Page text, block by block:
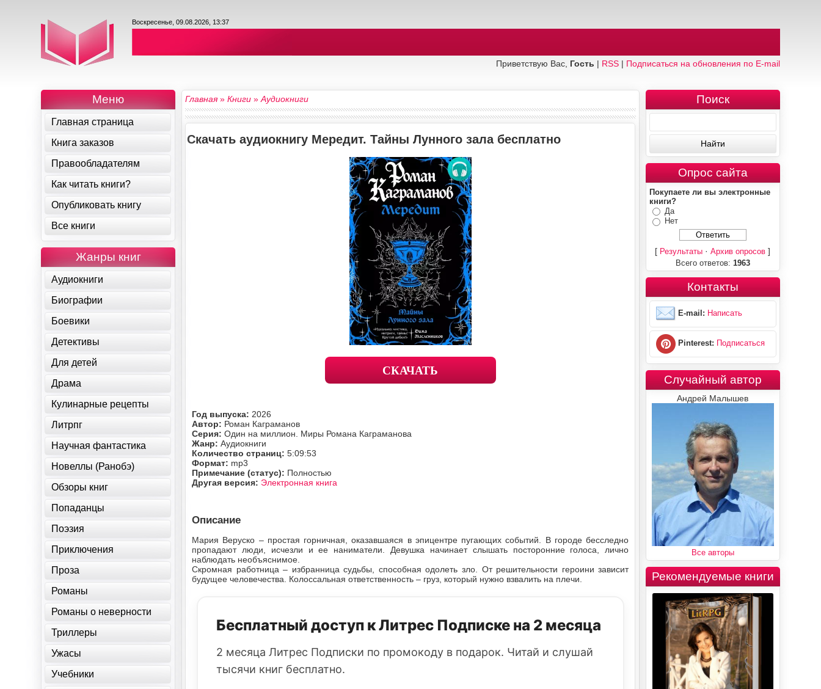
Воскресенье, 09.08.2026, 13:37
Приветствую Вас, Гость | RSS| Подписаться на обновления по E-mail
Главная»Книги »Аудиокниги
Скачать аудиокнигу Мередит. Тайны Лунного зала бесплатно
СКАЧАТЬ
Год выпуска: 2026
Автор: Роман Каграманов
Серия:Один на миллион. Миры Романа Каграманова
Жанр:Аудиокниги
Количество страниц:5:09:53
Формат: mp3
Примечание (статус): Полностью
Другая версия: Электронная книга
Описание
Мария Веруско – простая горничная, оказавшаяся в эпицентре пугающих событий. В городе бесследно
пропадают люди, исчезли и ее наниматели. Девушка начинает слышать посторонние голоса, лично
наблюдать необъяснимое.
Скромная работница – избранница судьбы, способная одолеть зло. От решительности героини зависит
будущее человечества. Колоссальная ответственность – груз, который нужно взвалить на плечи.
Бесплатный доступ к Литрес Подписке на 2 месяца
2 месяца Литрес Подписки по промокоду в подарок. Читай и слушай
тысячи книг бесплатно.
Меню
Главная страница
Книга заказов
Правообладателям
Как читать книги?
Опубликовать книгу
Все книги
Жанры книг
Аудиокниги
Биографии
Боевики
Детективы
Для детей
Драма
Кулинарные рецепты
Литрпг
Научная фантастика
Новеллы (Ранобэ)
Обзоры книг
Попаданцы
Поэзия
Приключения
Проза
Романы
Романы о неверности
Триллеры
Ужасы
Учебники
Поиск
Опрос сайта
Покупаете ли вы электронные
книги?
Да
Нет
[ Результаты ·Архив опросов ]
Всего ответов: 1963
Контакты
E-mail: Написать
Pinterest: Подписаться
Случайный автор
Андрей Малышев
Все авторы
Рекомендуемые книги